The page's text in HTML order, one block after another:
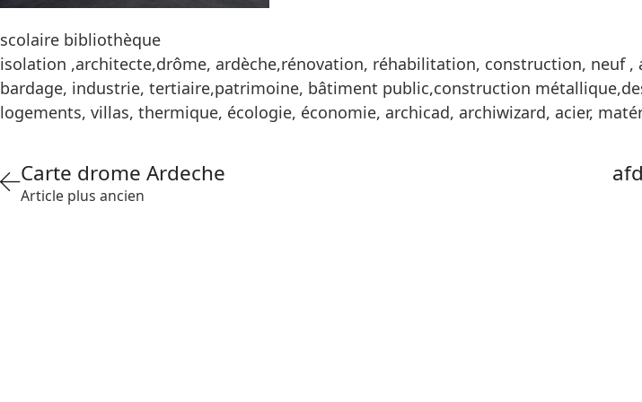
scolaire bibliothèque
isolation ,architecte,drôme, ardèche,rénovation, réhabilitation, construction, neuf
bardage, industrie, tertiaire,patrimoine, bâtiment public,construction
logements, villas, thermique, écologie, économie, archicad, archiwizard, acier,
Carte drome Ardeche
Article plus ancien